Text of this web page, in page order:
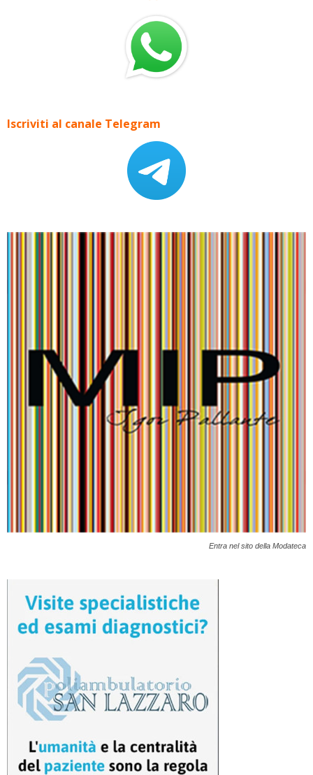
Iscriviti al canale Telegram
Entra nel sito della Modateca